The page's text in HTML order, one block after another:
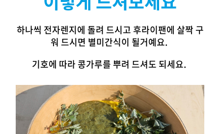
하나씩 전자렌지에 돌려 드시고후라이팬에 살짝 구
워 드시면 별미간식이 될거예요.
기호에 따라 콩가루를 뿌려 드셔도 되세요.